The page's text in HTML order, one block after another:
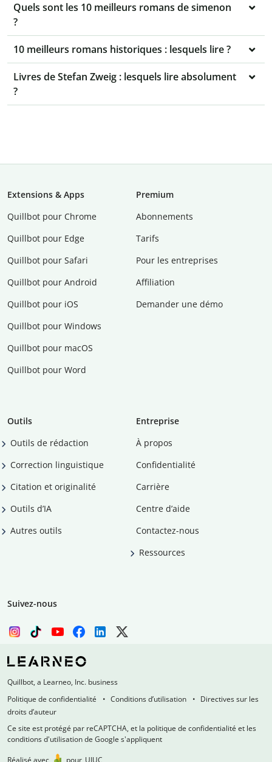
Quels sont les 10 meilleurs romans de simenon
?
10 meilleurs romans historiques : lesquels lire ?
Livres de Stefan Zweig : lesquels lire absolument
?
Extensions & Apps
Quillbot pour Chrome
Quillbot pour Edge
Quillbot pour Safari
Quillbot pour Android
Quillbot pour iOS
Quillbot pour Windows
Quillbot pour macOS
Quillbot pour Word
Premium
Abonnements
Tarifs
Pour les entreprises
Affiliation
Demander une démo
Outils
Outils de rédaction
Correction linguistique
Citation et originalité
Outils d’IA
Autres outils
Entreprise
À propos
Confidentialité
Carrière
Centre d’aide
Contactez-nous
Ressources
Suivez-nous
Quillbot, a Learneo, Inc. business
Politique de confidentialité
Conditions d’utilisation
Directives sur les
droits d’auteur
Ce site est protégé par reCAPTCHA, et la politique de confidentialité et les
conditions d'utilisation de Google s'appliquent